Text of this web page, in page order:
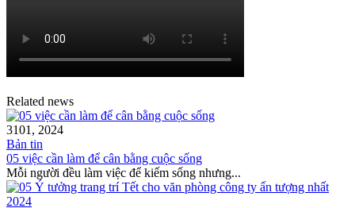
Related news
3101, 2024
Bản tin
05 việc cần làm để cân bằng cuộc sống
Mỗi người đều làm việc để kiếm sống nhưng...